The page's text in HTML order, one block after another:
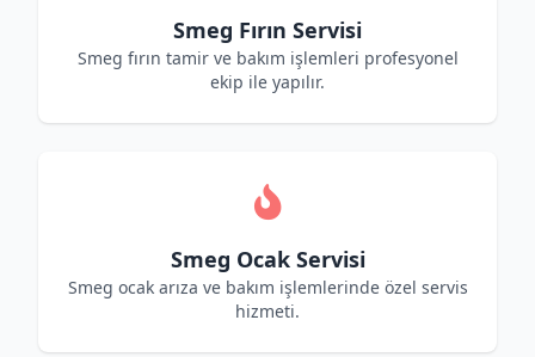
Smeg Fırın Servisi
Smeg fırın tamir ve bakım işlemleri profesyonel
ekip ile yapılır.
Smeg Ocak Servisi
Smeg ocak arıza ve bakım işlemlerinde özel servis
hizmeti.